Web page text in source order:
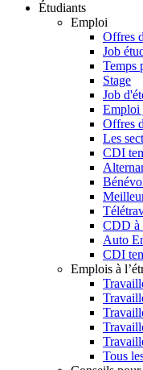
Étudiants
Emploi
Offres
Job
Temps
Stage
Job
Emploi
Offres
Les
CDI
CDD à
Auto
CDI
Emplois à
Tous